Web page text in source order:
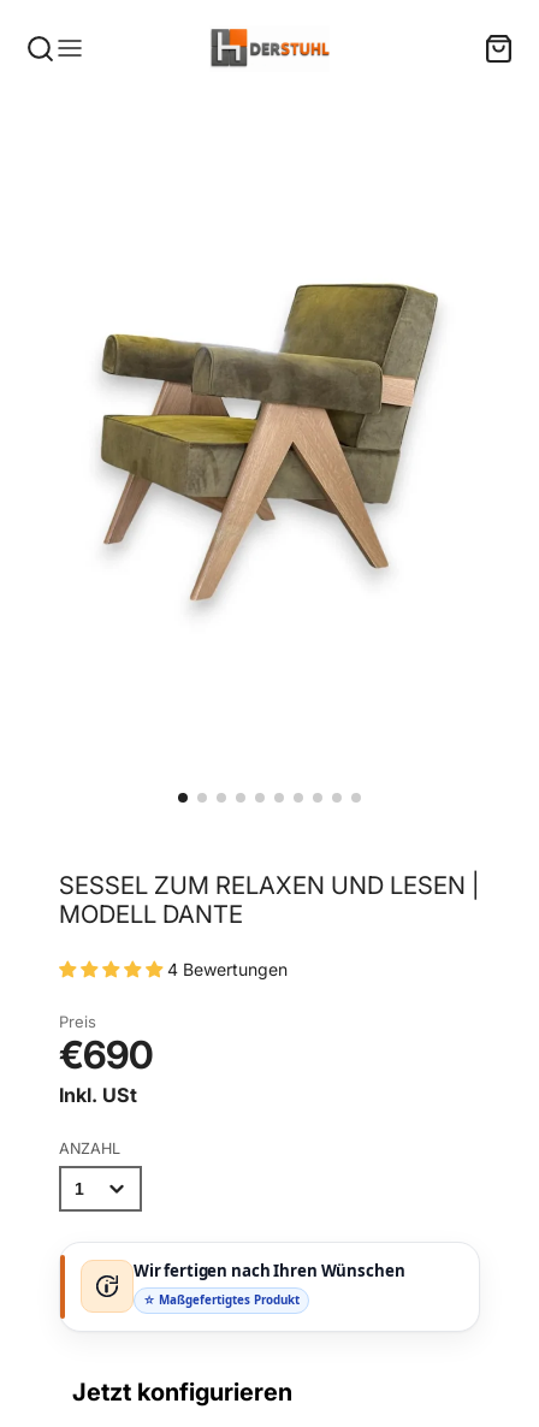
SESSEL ZUM RELAXEN UND LESEN |
MODELL DANTE
4 Bewertungen
Preis
€690
Inkl. USt
ANZAHL
Wir fertigen nach Ihren Wünschen
☆ Maßgefertigtes Produkt
Jetzt konfigurieren